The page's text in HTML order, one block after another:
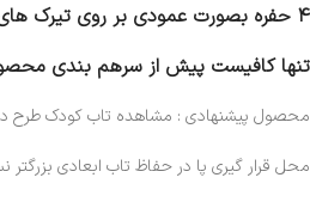
۴ حفره بصورت عمودی بر روی تیرک های اسب آبی این امکان را برای شما ایجاد کرده اند؛
تنها کافیست پیش از سرهم بندی محصول
محصول پیشنهادی : مشاهده تاب کودک طرح
محل قرار گیری پا در حفاظ تاب ابعادی